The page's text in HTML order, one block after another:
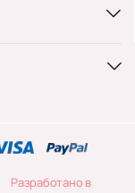
Разработано в